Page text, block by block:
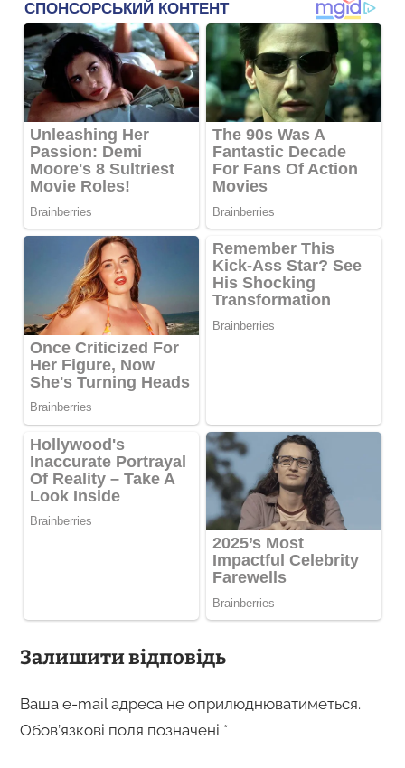
Залишити відповідь
Ваша e-mail адреса не оприлюднюватиметься.
Обов’язкові поля позначені *